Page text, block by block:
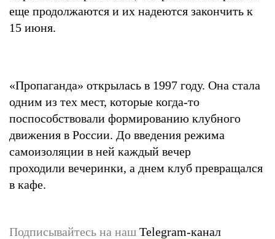
еще продолжаются и их надеются закончить к
15 июня.
«Пропаганда» открылась в 1997 году. Она стала
одним из тех мест, которые когда-то
поспособствовали формированию клубного
движения в России. До введения режима
самоизоляции в ней каждый вечер
проходили вечеринки, а днем клуб превращался
в кафе.
Подписывайтесь на наш Telegram-канал